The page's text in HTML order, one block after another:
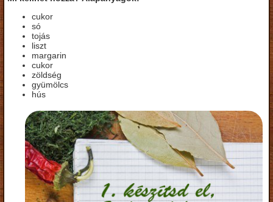
cukor
só
tojás
liszt
margarin
cukor
zöldség
gyümölcs
hús